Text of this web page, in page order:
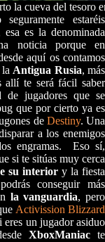
la cueva del tesoro
estaréis
es la denominada
noticia porque en
aquí os contamos
laAntigua Rusia, más
allí te será fácil saber
jugadores que se
que por cierto ya es
de Destiny. Una
a los enemigos
engramas. Eso sí,
si te sitúas muy cerca
su interiory la fiesta
conseguir más
la vanguardia, pero
Activission Blizzard
eres un jugador asiduo
XboxManiac te